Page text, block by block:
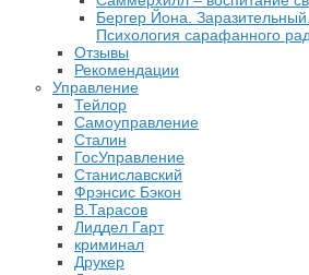
Бергер Йона. Заразительный.
Психология сарафанного
Отзывы
Рекомендации
Управление
Тейлор
Самоуправление
Сталин
ГосУправление
Станиславский
Фрэнсис Бэкон
В.Тарасов
Лиддел Гарт
криминал
Друкер